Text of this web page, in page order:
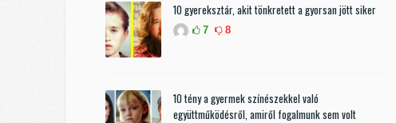
10 gyereksztár, akit tönkretett a gyorsan jött siker
7 8
10 tény a gyermek színészekkel való
együttműködésről, amiről fogalmunk sem volt